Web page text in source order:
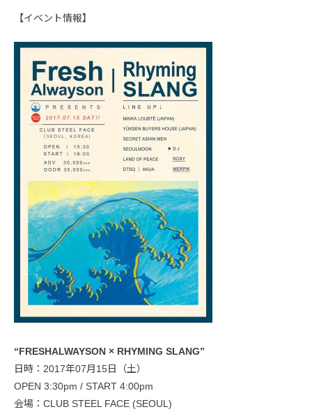
【イベント情報】
“FRESHALWAYSON × RHYMING SLANG”
日時：2017年07月15日（土）
OPEN 3:30pm / START 4:00pm
会場：CLUB STEEL FACE (SEOUL)